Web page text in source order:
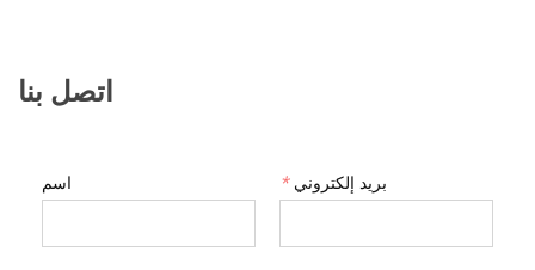
مثالي للعلامات التجارية التي تتطلع إلى توسيع جل البناء وجل
تمديد الأظافر ومجموعات منتجات الأظافر ذات العلامات التجارية
اتصل بنا
اسم * بريد إلكتروني